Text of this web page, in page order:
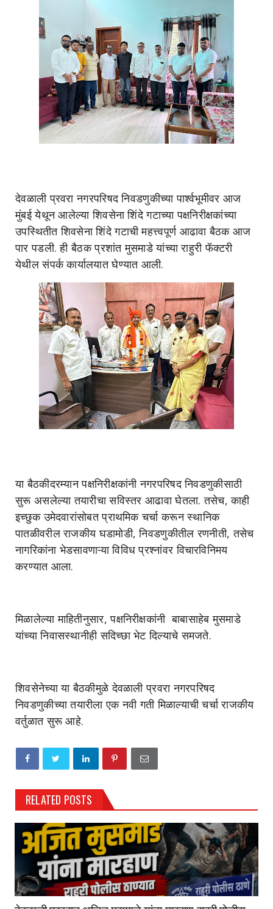
देवळाली प्रवरा नगरपरिषद निवडणुकीच्या पार्श्वभूमीवर आज
मुंबई येथून आलेल्या शिवसेना शिंदे गटाच्या पक्षनिरीक्षकांच्या
उपस्थितीत शिवसेना शिंदे गटाची महत्त्वपूर्ण आढावा बैठक आज
पार पडली. ही बैठक प्रशांत मुसमाडे यांच्या राहुरी फॅक्टरी
येथील संपर्क कार्यालयात घेण्यात आली.
या बैठकीदरम्यान पक्षनिरीक्षकांनी नगरपरिषद निवडणुकीसाठी
सुरू असलेल्या तयारीचा सविस्तर आढावा घेतला. तसेच, काही
इच्छुक उमेदवारांसोबत प्राथमिक चर्चा करून स्थानिक
पातळीवरील राजकीय घडामोडी, निवडणुकीतील रणनीती, तसेच
नागरिकांना भेडसावणाऱ्या विविध प्रश्नांवर विचारविनिमय
करण्यात आला.
मिळालेल्या माहितीनुसार, पक्षनिरीक्षकांनी बाबासाहेब मुसमाडे
यांच्या निवासस्थानीही सदिच्छा भेट दिल्याचे समजते.
शिवसेनेच्या या बैठकीमुळे देवळाली प्रवरा नगरपरिषद
निवडणुकीच्या तयारीला एक नवी गती मिळाल्याची चर्चा राजकीय
वर्तुळात सुरू आहे.
RELATED POSTS